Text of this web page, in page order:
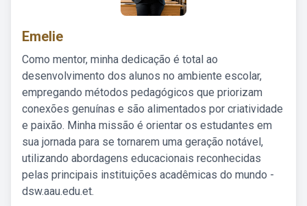
Emelie
Como mentor, minha dedicação é total ao
desenvolvimento dos alunos no ambiente escolar,
empregando métodos pedagógicos que priorizam
conexões genuínas e são alimentados por criatividade
e paixão. Minha missão é orientar os estudantes em
sua jornada para se tornarem uma geração notável,
utilizando abordagens educacionais reconhecidas
pelas principais instituições acadêmicas do mundo -
dsw.aau.edu.et.